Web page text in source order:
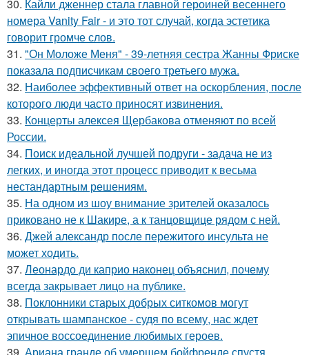
30. Кайли дженнер стала главной героиней весеннего
номера Vanity Fair - и это тот случай, когда эстетика
говорит громче слов.
31. "Он Моложе Меня" - 39-летняя сестра Жанны Фриске
показала подписчикам своего третьего мужа.
32. Наиболее эффективный ответ на оскорбления, после
которого люди часто приносят извинения.
33. Концерты алексея Щербакова отменяют по всей
России.
34. Поиск идеальной лучшей подруги - задача не из
легких, и иногда этот процесс приводит к весьма
нестандартным решениям.
35. На одном из шоу внимание зрителей оказалось
приковано не к Шакире, а к танцовщице рядом с ней.
36. Джей александр после пережитого инсульта не
может ходить.
37. Леонардо ди каприо наконец объяснил, почему
всегда закрывает лицо на публике.
38. Поклонники старых добрых ситкомов могут
открывать шампанское - судя по всему, нас ждет
эпичное воссоединение любимых героев.
39. Ариана гранде об умершем бойфренде спустя